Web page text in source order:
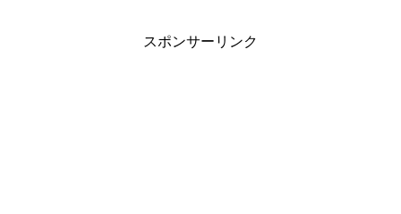
スポンサーリンク